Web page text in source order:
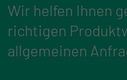
Wir helfen Ihnen
richtigen
allgemeinen